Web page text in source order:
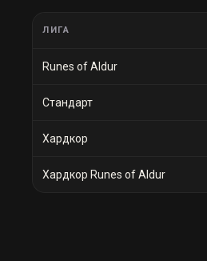
ЛИГА
Runes of Aldur
Стандарт
Хардкор
Хардкор Runes of Aldur